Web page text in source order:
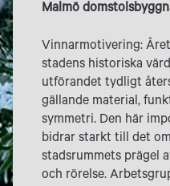
Malmö
Vinnarmotivering:
stadens historiska
utförandet tydligt
gällande material,
symmetri. Den här
bidrar starkt till det
stadsrummets prägel
och rörelse.